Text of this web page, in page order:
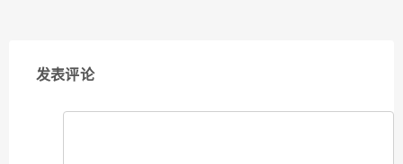
发表评论